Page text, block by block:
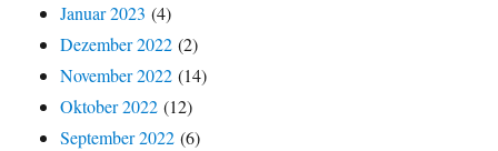
Januar 2023 (4)
Dezember 2022 (2)
November 2022 (14)
Oktober 2022 (12)
September 2022 (6)